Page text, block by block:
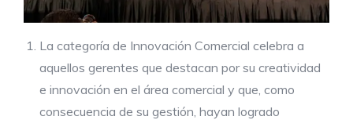
La categoría de Innovación Comercial celebra a
aquellos gerentes que destacan por su creatividad
e innovación en el área comercial y que, como
consecuencia de su gestión, hayan logrado